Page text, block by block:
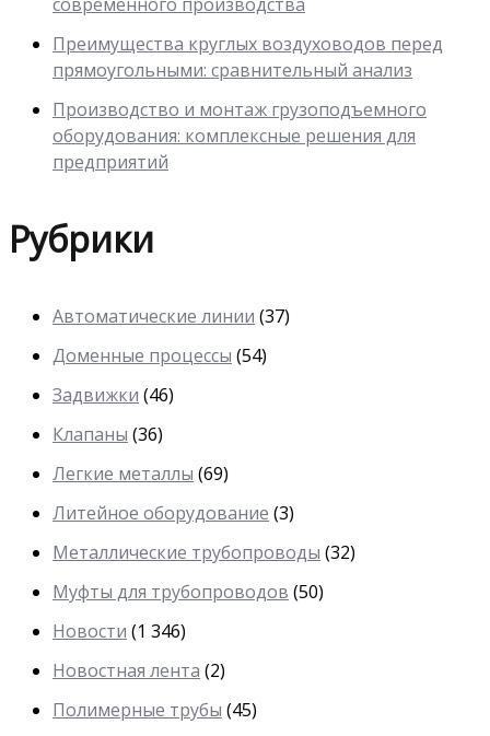
Преимущества круглых воздуховодов перед
прямоугольными: сравнительный анализ
Производство и монтаж грузоподъемного
оборудования: комплексные решения для
предприятий
Рубрики
Автоматические линии (37)
Доменные процессы (54)
Задвижки (46)
Клапаны (36)
Легкие металлы (69)
Литейное оборудование (3)
Металлические трубопроводы (32)
Муфты для трубопроводов (50)
Новости (1 346)
Новостная лента (2)
Полимерные трубы (45)